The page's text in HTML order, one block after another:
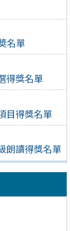
名單
得獎名單
目得獎名單
朗讀得獎名單